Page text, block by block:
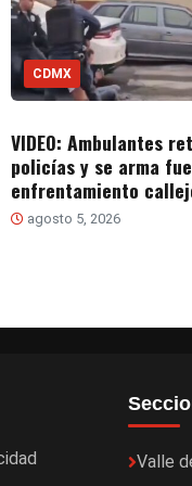
CDMX
VIDEO: Ambulantes
policías y se arma
enfrentamiento
agosto 5, 2026
Valle